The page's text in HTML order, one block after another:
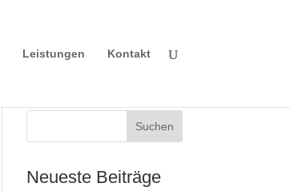
Leistungen Kontakt
Neueste Beiträge